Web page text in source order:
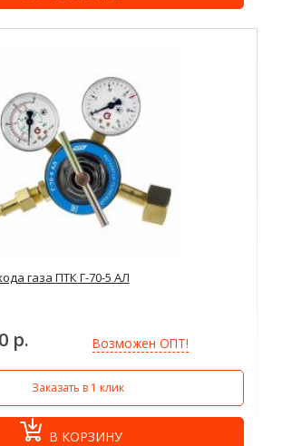
газа ПТК Г-70-5 АЛ
р. Возможен ОПТ!
Заказать в 1 клик
В КОРЗИНУ